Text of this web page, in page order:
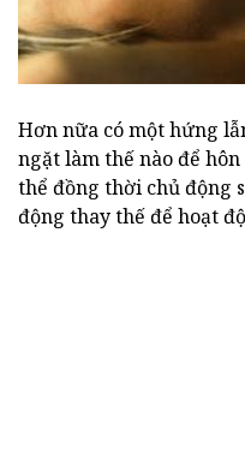
Hơn nữa có một hứng
ngặt làm thế nào để
thể đồng thời chủ động
động thay thế để hoạt